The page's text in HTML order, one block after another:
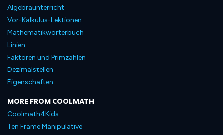
Algebraunterricht
Vor-Kalkulus-Lektionen
Mathematikwörterbuch
Linien
Faktoren und Primzahlen
Dezimalstellen
Eigenschaften
MORE FROM COOLMATH
Coolmath4Kids
Ten Frame Manipulative